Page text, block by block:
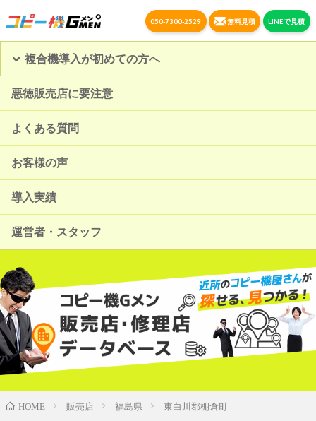
050-7300-2529 無料見積 LINEで見積
複合機導入が初めての方へ
悪徳販売店に要注意
よくある質問
お客様の声
導入実績
運営者・スタッフ
HOME 販売店 福島県 東白川郡棚倉町